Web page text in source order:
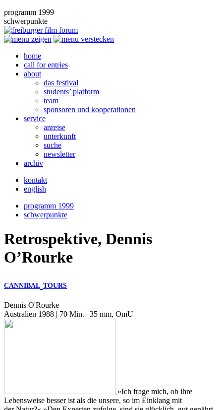
programm 1999
schwerpunkte
home
call for entries
about
das festival
students’ platform
team
sponsoren und kooperationen
service
anreise
unterkunft
suche
newsletter
archiv
kontakt
english
programm 1999
schwerpunkte
Retrospektive, Dennis
O’Rourke
CANNIBAL TOURS
Dennis O'Rourke
Australien 1988 | 70 Min. | 35 mm, OmU
»Ich frage mich, ob ihre
Lebensweise besser ist als die unsere, so im Einklang mit